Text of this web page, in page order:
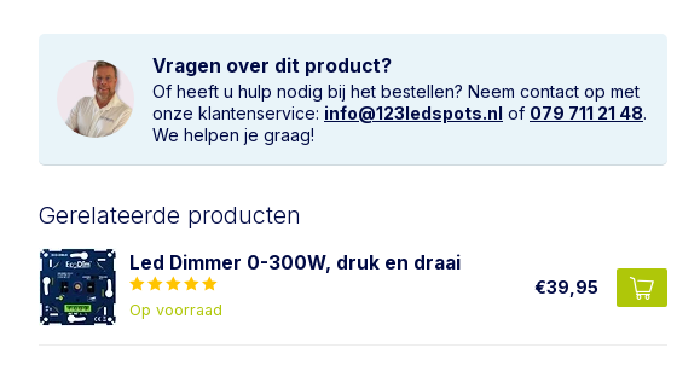
Vragen over dit product?
Of heeft u hulp nodig bij het bestellen? Neem contact op met
onze klantenservice: info@123ledspots.nl of 079 711 21 48.
We helpen je graag!
Gerelateerde producten
Led Dimmer 0-300W, druk en draai
Op voorraad
€39,95